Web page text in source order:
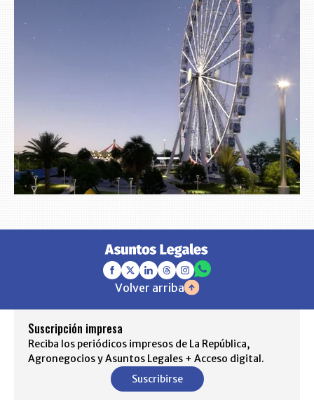
Volver arriba
Suscripción impresa
Reciba los periódicos impresos de La República,
Agronegocios y Asuntos Legales + Acceso digital.
Suscribirse